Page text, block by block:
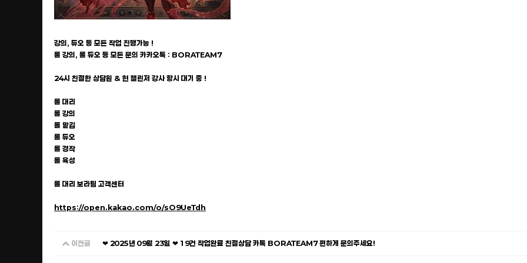
강의, 듀오 등 모든 작업 진행가능 !
롤 강의, 롤 듀오 등 모든 문의 카카오톡 : BORATEAM7
24시 친절한 상담원 & 현 챌린저 강사 항시 대기 중 !
롤 대리
롤 강의
롤 맡김
롤 듀오
롤 경작
롤 육성
롤 대리 보라팀 고객센터
https://open.kakao.com/o/sO9UeTdh
이전글 ❤ 2025년 09월 23일 ❤ 19건 작업완료 친절상담 카톡 BORATEAM7 편하게 문의주세요!